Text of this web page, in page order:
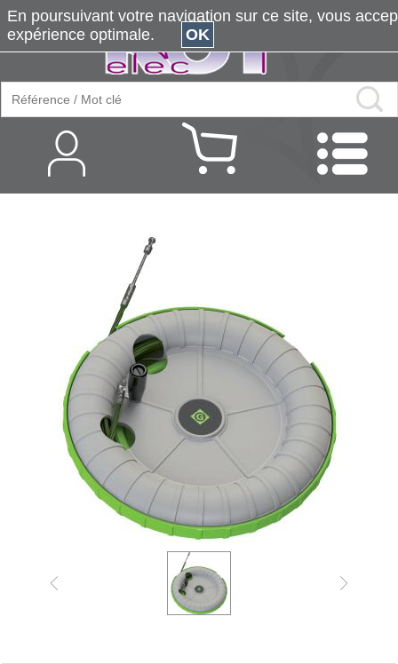
En poursuivant votre navigation sur ce site, vous
expérience optimale.
OK